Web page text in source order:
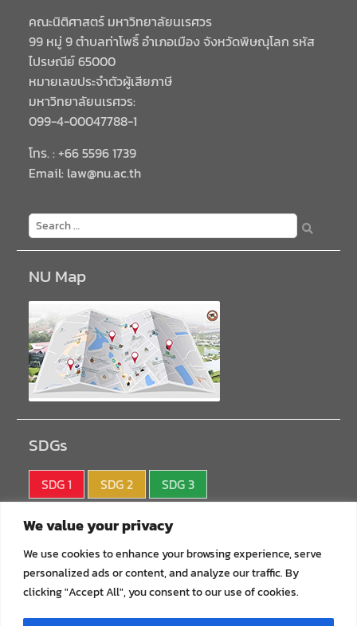
We value your privacy
We use cookies to enhance your browsing experience, serve
personalized ads or content, and analyze our traffic. By
clicking "Accept All", you consent to our use of cookies.
คณะนิติศาสตร์ มหาวิทยาลัยนเรศวร
99 หมู่ 9 ตำบลท่าโพธิ์ อำเภอเมือง จังหวัดพิษณุโลก รหัส
ไปรษณีย์ 65000
หมายเลขประจำตัวผู้เสียภาษี
มหาวิทยาลัยนเรศวร:
099-4-00047788-1
โทร. : +66 5596 1739
Email: law@nu.ac.th
NU Map
SDGs
SDG 1 SDG 2
SDG 3
SDG 4
SDG 7
SDG 8
SDG 9
SDG10
SDG11
SDG12
SDG13
SDG14 SDG15